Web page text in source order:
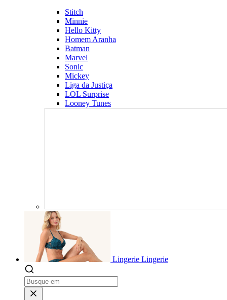
Stitch
Minnie
Hello Kitty
Homem Aranha
Batman
Marvel
Sonic
Mickey
Liga da Justiça
LOL Surprise
Looney Tunes
Lingerie Lingerie